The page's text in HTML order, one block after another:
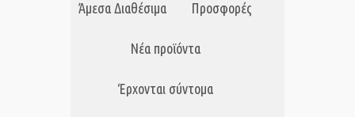
Άμεσα Διαθέσιμα Προσφορές
Νέα προϊόντα
Έρχονται σύντομα